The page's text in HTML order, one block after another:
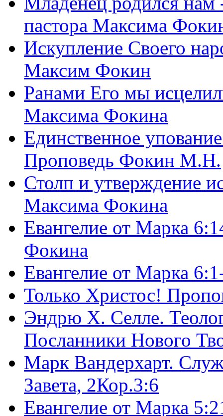
пастора Максима
Искупление Своего
Максим Фокин
Ранами Его мы
Максима Фокина
Единственное
Проповедь Фокин М.Н.
Столп и утверждение
Максима Фокина
Евангелие от Марка
Фокина
Евангелие от Марка
Только Христос!
Эндрю Х. Селле.
Посланники Нового
Марк Вандерхарт.
Завета, 2Кор.3:6
Евангелие от Марка